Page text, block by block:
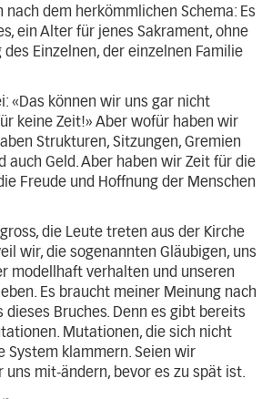
dem herkömmlichen Schema: Es
ein Alter für jenes Sakrament, ohne
Einzelnen, der einzelnen Familie
«Das können wir uns gar nicht
keine Zeit!» Aber wofür haben wir
Strukturen, Sitzungen, Gremien
auch Geld. Aber haben wir Zeit für die
Freude und Hoffnung der Menschen
die Leute treten aus der Kirche
wir, die sogenannten Gläubigen, uns
modellhaft verhalten und unseren
Es braucht meiner Meinung nach
dieses Bruches. Denn es gibt bereits
Mutationen, die sich nicht
System klammern. Seien wir
uns mit-ändern, bevor es zu spät ist.